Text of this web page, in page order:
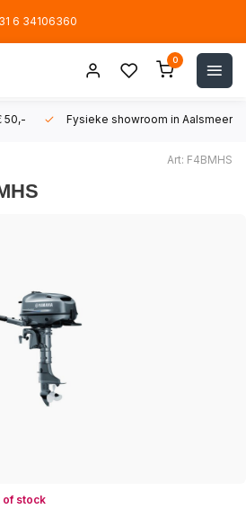
6 34106360
0
50,- Fysieke showroom in Aalsmeer!
Art: F4BMHS
of stock